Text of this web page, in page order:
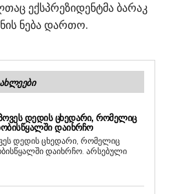
ექსპრეზიდენტმა ბარაკ
ნება დართო.
ᲓᲔᲓᲘᲡ ᲪᲮᲔᲓᲐᲠᲘ, ᲠᲝᲛᲔᲚᲘᲪ
ᲓᲐᲘᲮᲠᲩᲝ
დედის ცხედარი, რომელიც
დაიხრჩო. არსებული